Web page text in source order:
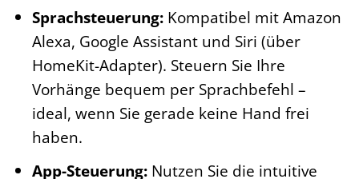
Sprachsteuerung:Kompatibel mit Amazon
Alexa, Google Assistant und Siri (über
HomeKit-Adapter). Steuern Sie Ihre
Vorhänge bequem per Sprachbefehl –
ideal, wenn Sie gerade keine Hand frei
haben.
App-Steuerung:Nutzen Sie die intuitive